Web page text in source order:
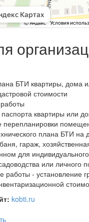
БТИ квартиры, дома
стоимости
паспорта квартиры или
перепланировки
плана БТИ
гараж,
для
или личного
работы - установление
kobti.ru